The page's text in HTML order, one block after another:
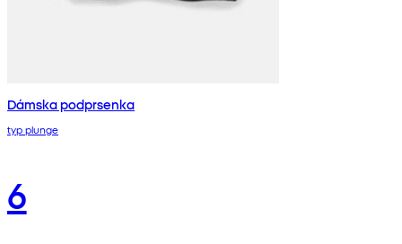
Dámska podprsenka
typ plunge
6